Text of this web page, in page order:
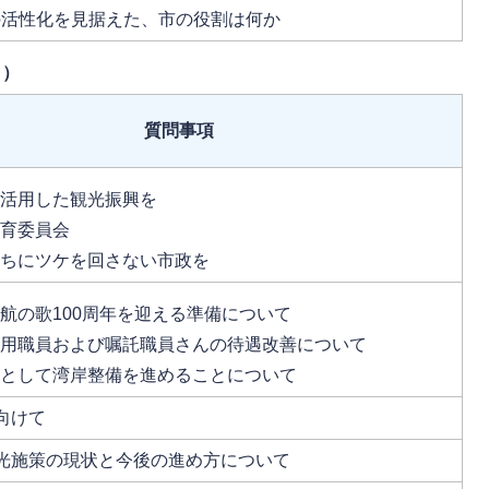
性化を見据えた、市の役割は何か
質問事項
用した観光振興を
委員会
にツケを回さない市政を
の歌100周年を迎える準備について
職員および嘱託職員さんの待遇改善について
して湾岸整備を進めることについて
けて
施策の現状と今後の進め方について